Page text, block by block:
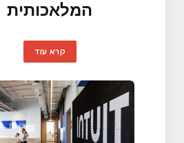
המלאכותית
קרא עוד